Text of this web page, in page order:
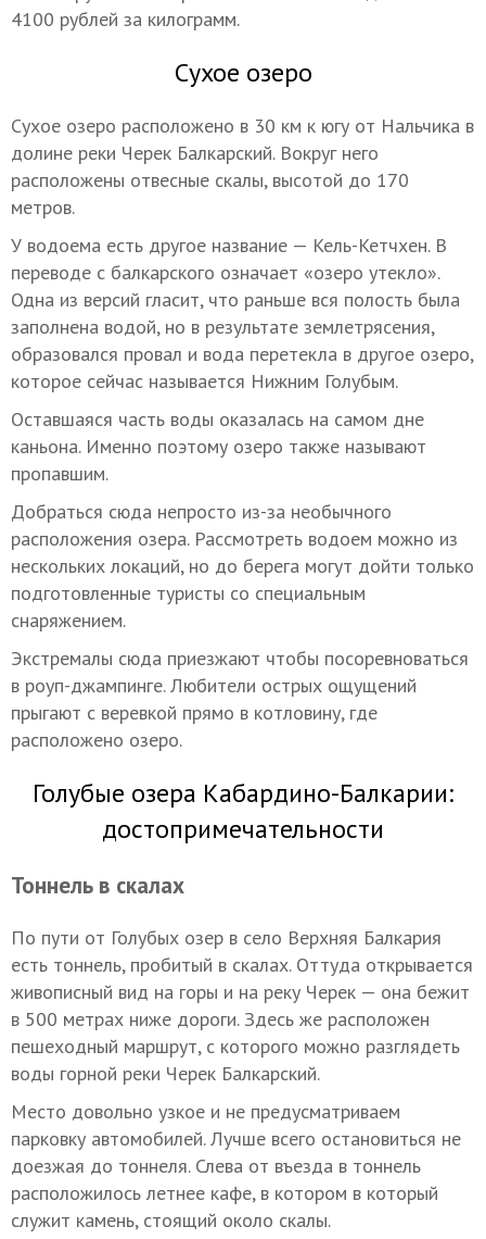
4100 рублей за килограмм.
Сухое озеро
Сухое озеро расположено в 30 км к югу от Нальчика в
долине реки Черек Балкарский. Вокруг него
расположены отвесные скалы, высотой до 170
метров.
У водоема есть другое название — Кель-Кетчхен. В
переводе с балкарского означает «озеро утекло».
Одна из версий гласит, что раньше вся полость была
заполнена водой, но в результате землетрясения,
образовался провал и вода перетекла в другое озеро,
которое сейчас называется Нижним Голубым.
Оставшаяся часть воды оказалась на самом дне
каньона. Именно поэтому озеро также называют
пропавшим.
Добраться сюда непросто из-за необычного
расположения озера. Рассмотреть водоем можно из
нескольких локаций, но до берега могут дойти только
подготовленные туристы со специальным
снаряжением.
Экстремалы сюда приезжают чтобы посоревноваться
в роуп-джампинге. Любители острых ощущений
прыгают с веревкой прямо в котловину, где
расположено озеро.
Голубые озера Кабардино-Балкарии:
достопримечательности
Тоннель в скалах
По пути от Голубых озер в село Верхняя Балкария
есть тоннель, пробитый в скалах. Оттуда открывается
живописный вид на горы и на реку Черек — она бежит
в 500 метрах ниже дороги. Здесь же расположен
пешеходный маршрут, с которого можно разглядеть
воды горной реки Черек Балкарский.
Место довольно узкое и не предусматриваем
парковку автомобилей. Лучше всего остановиться не
доезжая до тоннеля. Слева от въезда в тоннель
расположилось летнее кафе, в котором в который
служит камень, стоящий около скалы.